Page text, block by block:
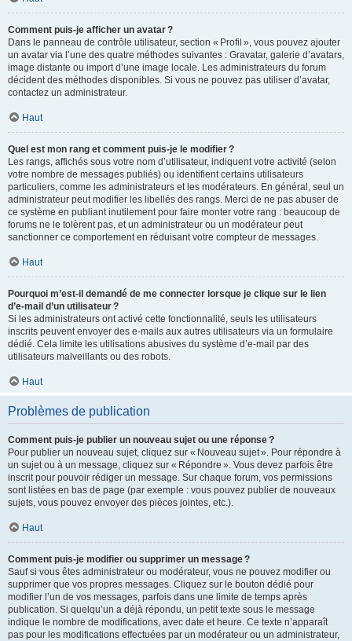
Comment puis-je afficher un avatar ?
Dans le panneau de contrôle utilisateur, section « Profil », vous pouvez ajouter
un avatar via l’une des quatre méthodes suivantes : Gravatar, galerie d’avatars,
image distante ou import d’une image locale. Les administrateurs du forum
décident des méthodes disponibles. Si vous ne pouvez pas utiliser d’avatar,
contactez un administrateur.
Haut
Quel est mon rang et comment puis-je le modifier ?
Les rangs, affichés sous votre nom d’utilisateur, indiquent votre activité (selon
votre nombre de messages publiés) ou identifient certains utilisateurs
particuliers, comme les administrateurs et les modérateurs. En général, seul un
administrateur peut modifier les libellés des rangs. Merci de ne pas abuser de
ce système en publiant inutilement pour faire monter votre rang : beaucoup de
forums ne le tolèrent pas, et un administrateur ou un modérateur peut
sanctionner ce comportement en réduisant votre compteur de messages.
Haut
Pourquoi m’est-il demandé de me connecter lorsque je clique sur le lien
d’e-mail d’un utilisateur ?
Si les administrateurs ont activé cette fonctionnalité, seuls les utilisateurs
inscrits peuvent envoyer des e-mails aux autres utilisateurs via un formulaire
dédié. Cela limite les utilisations abusives du système d’e-mail par des
utilisateurs malveillants ou des robots.
Haut
Problèmes de publication
Comment puis-je publier un nouveau sujet ou une réponse ?
Pour publier un nouveau sujet, cliquez sur « Nouveau sujet ». Pour répondre à
un sujet ou à un message, cliquez sur « Répondre ». Vous devez parfois être
inscrit pour pouvoir rédiger un message. Sur chaque forum, vos permissions
sont listées en bas de page (par exemple : vous pouvez publier de nouveaux
sujets, vous pouvez envoyer des pièces jointes, etc.).
Haut
Comment puis-je modifier ou supprimer un message ?
Sauf si vous êtes administrateur ou modérateur, vous ne pouvez modifier ou
supprimer que vos propres messages. Cliquez sur le bouton dédié pour
modifier l’un de vos messages, parfois dans une limite de temps après
publication. Si quelqu’un a déjà répondu, un petit texte sous le message
indique le nombre de modifications, avec date et heure. Ce texte n’apparaît
pas pour les modifications effectuées par un modérateur ou un administrateur,